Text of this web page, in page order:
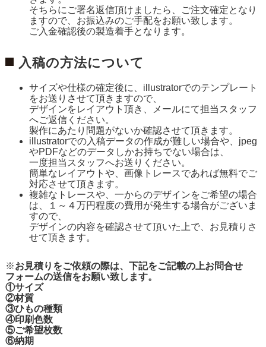
そちらにご署名返信頂けましたら、ご注文確定となり
ますので、お振込みのご手配をお願い致します。
ご入金確認後の製造着手となります。
入稿の方法について
サイズや仕様の確定後に、illustratorでのテンプレート
をお送りさせて頂きますので、
デザインをレイアウト頂き、メールにて担当スタッフ
へご返信ください。
製作にあたり問題がないか確認させて頂きます。
illustratorでの入稿データの作成が難しい場合や、jpeg
やPDFなどのデータしかお持ちでない場合は、
一度担当スタッフへお送りください。
簡単なレイアウトや、画像トレースであれば無料でご
対応させて頂きます。
複雑なトレースや、一からのデザインをご希望の場合
は、１～４万円程度の費用が発生する場合がございま
すので、
デザインの内容を確認させて頂いた上で、お見積りさ
せて頂きます。
※お見積りをご依頼の際は、下記をご記載の上お問合せ
フォームの送信をお願い致します。
①サイズ
②材質
③ひもの種類
④印刷色数
⑤ご希望枚数
⑥納期